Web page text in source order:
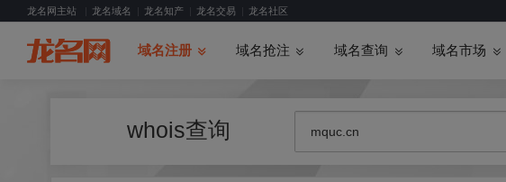
龙名网主站 龙名域名 龙名知产 龙名交易 龙名社区
域名注册 域名抢注 域名查询 域名市场
whois查询